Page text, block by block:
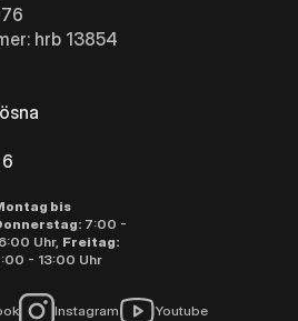
hrb 13854
bis
7:00 -
Uhr, Freitag:
- 13:00 Uhr
Instagram Youtube